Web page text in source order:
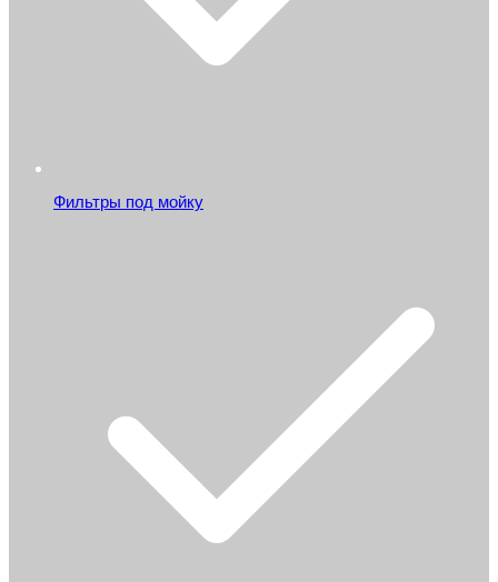
Фильтры под мойку